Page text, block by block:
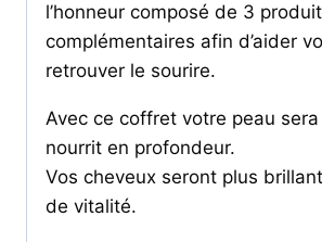
l’honneur composé de 3
complémentaires afin d’aider
retrouver le sourire.
Avec ce coffret votre peau
nourrit en profondeur.
Vos cheveux seront plus
de vitalité.